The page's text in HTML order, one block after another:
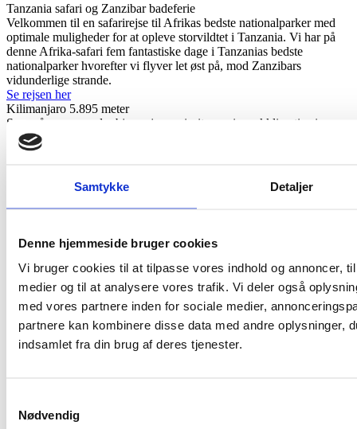
Samtykke Detaljer
Denne hjemmeside bruger cookies
Vi bruger cookies til at tilpasse vores indhold og annoncer,
medier og til at analysere vores trafik. Vi deler også
med vores partnere inden for sociale medier,
partnere kan kombinere disse data med andre oplysninger,
indsamlet fra din brug af deres tjenester.
Nødvendig
Tanzania safari og Zanzibar badeferie
Velkommen til en safarirejse til Afrikas bedste nationalparker med
optimale muligheder for at opleve storvildtet i Tanzania. Vi har på
denne Afrika-safari fem fantastiske dage i Tanzanias bedste
nationalparker hvorefter vi flyver let øst på, mod Zanzibars
vidunderlige strande.
Se rejsen her
Kilimanjaro 5.895 meter
Som på mange andre bjergrejser, prioriterer vi en akklimatisering
som et helt centralt element. Det koster en ekstra dag på bjerget i tid
og kroner. Men det er givet fantastisk godt ud, fordi vi tager til
Storsafari i Tanzania
dyreoplevelser, vi ellers næsten kun kan drømme om. Tanzanias er
en fantastisk destination med højdepunkter som safarioplevelser i
nationalparkerne Tarangire, Lake Manyara, Ngorongoro og
Serengeti.
Se rejsen her
350 Slangerup